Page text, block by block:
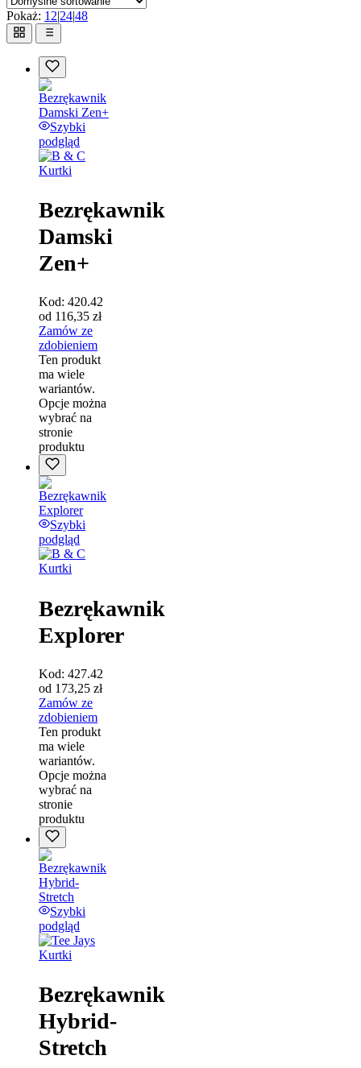
Pokaż: 12|24|48
Szybki
podgląd
Kurtki
Bezrękawnik
Damski
Zen+
Kod: 420.42
od 116,35 zł
Zamów ze
zdobieniem
Ten produkt
ma wiele
wariantów.
Opcje można
wybrać na
stronie
produktu
Szybki
podgląd
Kurtki
Bezrękawnik
Explorer
Kod: 427.42
od 173,25 zł
Zamów ze
zdobieniem
Ten produkt
ma wiele
wariantów.
Opcje można
wybrać na
stronie
produktu
Szybki
podgląd
Kurtki
Bezrękawnik
Hybrid-
Stretch